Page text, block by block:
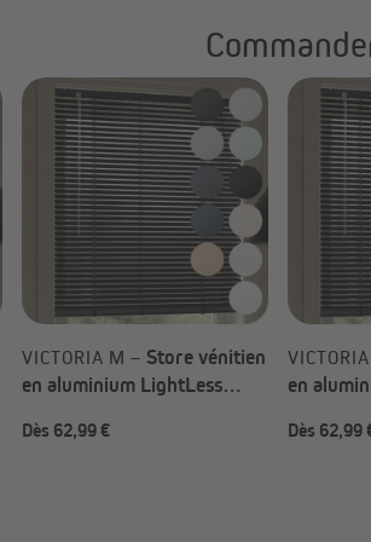
VICTORIA M – Store vénitien
en aluminium LightLess
Dès 62,99 €
en
Dès 62,99